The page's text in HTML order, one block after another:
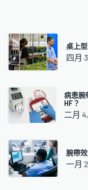
桌上
四月
病患腕
HF？
二月
腕帶
一月